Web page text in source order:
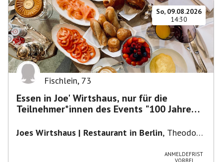
So, 09.08.2026
14:30
Fischlein, 73
Essen in Joe' Wirtshaus, nur für die
Teilnehmer*innen des Events "100 Jahre
Joes Wirtshaus | Restaurant in Berlin, Theodor-
ANMELDEFRIST
VORBEI